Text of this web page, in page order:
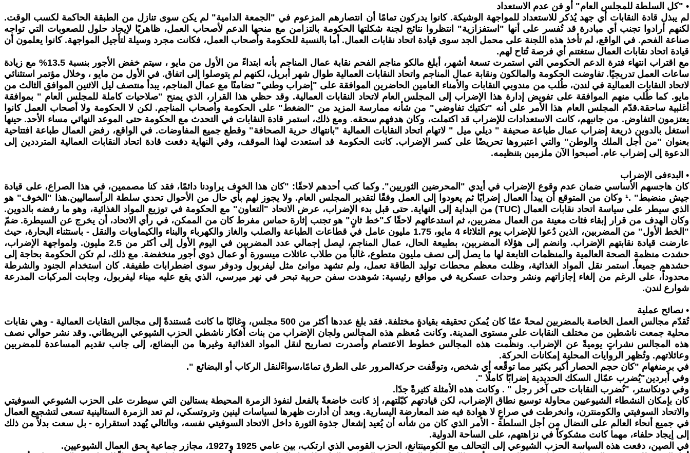
• "كل السلطة للمجلس العام" أو فن عدم الاستعداد
لم يبذل قادة النقابات أي جهد يُذكر للاستعداد للمواجهة الوشيكة. كانوا يدركون تمامًا أن انتصارهم المزعوم في "الجمعة الدامية" لم يكن سوى تنازل من الطبقة الحاكمة لكسب الوقت.
لكنهم أرادوا تجنب أي مبادرة قد تُفسر على أنها "استفزازية" انتظروا نتائج لجنة شكلتها الحكومة بالتزامن مع منحها الدعم لأصحاب العمل، ظاهريًا لإيجاد حلول للصعوبات التي تواجه
صناعة الفحم. في الواقع، لم تأخذ هذه اللجنة على محمل الجد سوى قيادة اتحاد نقابات العمال. أما بالنسبة للحكومة وأصحاب العمل، فكانت مجرد وسيلة لتأجيل المواجهة. كانوا يعلمون أن
قيادة اتحاد نقابات العمال ستغتنم أي فرصة تُتاح لهم.
مع اقتراب انتهاء فترة الدعم الحكومي التي استمرت تسعة أشهر، أبلغ مالكو مناجم الفحم نقابة عمال المناجم بأنه ابتداءً من الأول من مايو ، سيتم خفض الأجور بنسبة 13.5% مع زيادة
ساعات العمل تدريجيًا. تفاوضت الحكومة والمالكون ونقابة عمال المناجم واتحاد النقابات العمالية طوال شهر أبريل، لكنهم لم يتوصلوا إلى اتفاق. في الأول من مايو ، وخلال مؤتمر استثنائي
لاتحاد النقابات العمالية في لندن، طُلب من مندوبي النقابات والأمناء العامين الحاضرين الموافقة على "إضراب وطني" تضامنًا مع عمال المناجم، يبدأ منتصف ليل الاثنين الموافق الثالث من
مايو. كما طُلب منهم الموافقة على تفويض إدارة هذا الإضراب إلى المجلس العام لاتحاد النقابات العمالية. وقد حظي هذا القرار، الذي يمنح "صلاحيات كاملة للمجلس العام " بموافقة
أغلبية ساحقة.قدّم المجلس العام هذا الأمر على أنه "تكتيك تفاوضي" من شأنه ممارسة المزيد من "الضغط" على الحكومة وأصحاب المناجم. لكن لا الحكومة ولا أصحاب العمل كانوا
يعتزمون التفاوض. من جانبهم، كانت الاستعدادات للإضراب قد اكتملت، وكان هدفهم سحقه. ومع ذلك، استمر قادة النقابات في التحدث مع الحكومة حتى الموعد النهائي مساء الأحد. حينها
استغل بالدوين ذريعة إضراب عمال طباعة صحيفة " ديلي ميل " لاتهام اتحاد النقابات العمالية "بانتهاك حرية الصحافة" وقطع جميع المفاوضات. في الواقع، رفض العمال طباعة افتتاحية
بعنوان "من أجل الملك والوطن" والتي اعتبروها تحريضًا على كسر الإضراب. كانت الحكومة قد استعدت لهذا الموقف، وفي النهاية دفعت قادة اتحاد النقابات العمالية المترددين إلى
الدعوة إلى إضراب عام. أصبحوا الآن ملزمين بتنظيمه.
• البدءفى الإضراب
كان هاجسهم الأساسي ضمان عدم وقوع الإضراب في أيدي "المحرضين الثوريين". وكما كتب أحدهم لاحقًا: "كان هذا الخوف يراودنا دائمًا، فقد كنا مصممين، في هذا الصراع، على قيادة
جيش منضبط" .¹ وكان من المتوقع أن يبدأ العمال إضرابًا ثم يعودوا إلى العمل وفقًا لتقدير المجلس العام. ولا يجوز لهم بأي حال من الأحوال تحدي سلطة الرأسماليين.هذا "الخوف" هو
الذي سيطر على سياسة اتحاد نقابات العمال (TUC) من البداية إلى النهاية. حتى قبل بدء الإضراب، عرض الاتحاد "التعاون" مع الحكومة في توزيع المواد الغذائية، وهو ما رفضه بالدوين.
وكان الهدف من قرار إبقاء فئات معينة من العمال مضربين، ثم استدعائهم لاحقًا كـ"خط ثانٍ" هو تجنب إثارة حماس مفرط كان من الممكن، في رأي الاتحاد، أن يخرج عن السيطرة. ضمّ
"الخط الأول" من المضربين، الذين دُعوا للإضراب يوم الثلاثاء 4 مايو، 1.75 مليون عامل في قطاعات الطباعة والصلب والغاز والكهرباء والبناء والكيماويات والنقل - باستثناء البحارة، حيث
عارضت قيادة نقابتهم الإضراب. وانضم إلى هؤلاء المضربين، بطبيعة الحال، عمال المناجم، ليصل إجمالي عدد المضربين في اليوم الأول إلى أكثر من 2.5 مليون. ولمواجهة الإضراب،
حشدت منظمة الصحة العالمية والمنظمات التابعة لها ما يصل إلى نصف مليون متطوع، غالباً من طلاب عائلات ميسورة أو عمال ذوي أجور منخفضة. مع ذلك، لم تكن الحكومة بحاجة إلى
حشدهم جميعاً. استمر نقل المواد الغذائية، وظلت معظم محطات توليد الطاقة تعمل، ولم تشهد موانئ مثل ليفربول ودوفر سوى اضطرابات طفيفة. كان استخدام الجنود والشرطة
محدوداً، على الرغم من إلغاء إجازاتهم ونشر وحدات عسكرية في مواقع رئيسية: شوهدت سفن حربية تبحر في نهر ميرسي، الذي يقع عليه ميناء ليفربول، وجابت المركبات المدرعة
شوارع لندن.
• نصائح عملية
تُقدّم مجالس العمل الخاصة بالمضربين لمحةً عمّا كان يُمكن تحقيقه بقيادةٍ مختلفة. فقد بلغ عددها أكثر من 500 مجلس، وغالبًا ما كانت مُستندةً إلى مجالس النقابات العمالية - وهي نقابات
محلية جمعت ناشطين من مختلف النقابات على مستوى المدينة. وكانت مُعظم هذه المجالس ولجان الإضراب من بنات أفكار ناشطي الحزب الشيوعي البريطاني. وقد نشر حوالي نصف
هذه المجالس نشراتٍ يوميةً عن الإضراب. ونظّمت هذه المجالس خطوط الاعتصام وأصدرت تصاريح لنقل المواد الغذائية وغيرها من البضائع، إلى جانب تقديم المساعدة للمضربين
وعائلاتهم. وتُظهر الروايات المحلية إمكانات الحركة.
في برمنغهام "كان حجم الحصار أكبر بكثير مما توقّعه أي شخص، وتوقّفت حركةالمرور على الطرق تمامًا،سواءًلنقل الركاب أو البضائع ".
وفي أبردين"يُضرب عمّال السكك الحديدية إضرابًا كاملًا ".
وفي دونكاستر، "تُضرب النقابات حتى آخر رجل " . وكانت هذه الأمثلة كثيرةً جدًا.
كان بإمكان النشطاء الشيوعيين محاولة توسيع نطاق الإضراب، لكن قيادتهم كبّلتهم، إذ كانت خاضعةً بالفعل لنفوذ الزمرة المحيطة بستالين التي سيطرت على الحزب الشيوعي السوفيتي
والاتحاد السوفيتي والكومنترن، وانخرطت في صراعٍ لا هوادة فيه ضد المعارضة اليسارية. وبعد أن أدارت ظهرها لسياسات لينين وتروتسكي، لم تعد الزمرة الستالينية تسعى لتشجيع العمال
في جميع أنحاء العالم على النضال من أجل السلطة - الأمر الذي كان من شأنه أن يُعيد إشعال جذوة الثورة داخل الاتحاد السوفيتي نفسه، وبالتالي يُهدد استقراره - بل سعت بدلاً من ذلك
إلى إيجاد حلفاء، مهما كانت مشكوكاً في نزاهتهم، على الساحة الدولية.
في الصين، دفعت هذه السياسة الحزب الشيوعي إلى التحالف مع الكومينتانغ، الحزب القومي الذي ارتكب، بين عامي 1925 و1927، مجازر جماعية بحق العمال الشيوعيين.